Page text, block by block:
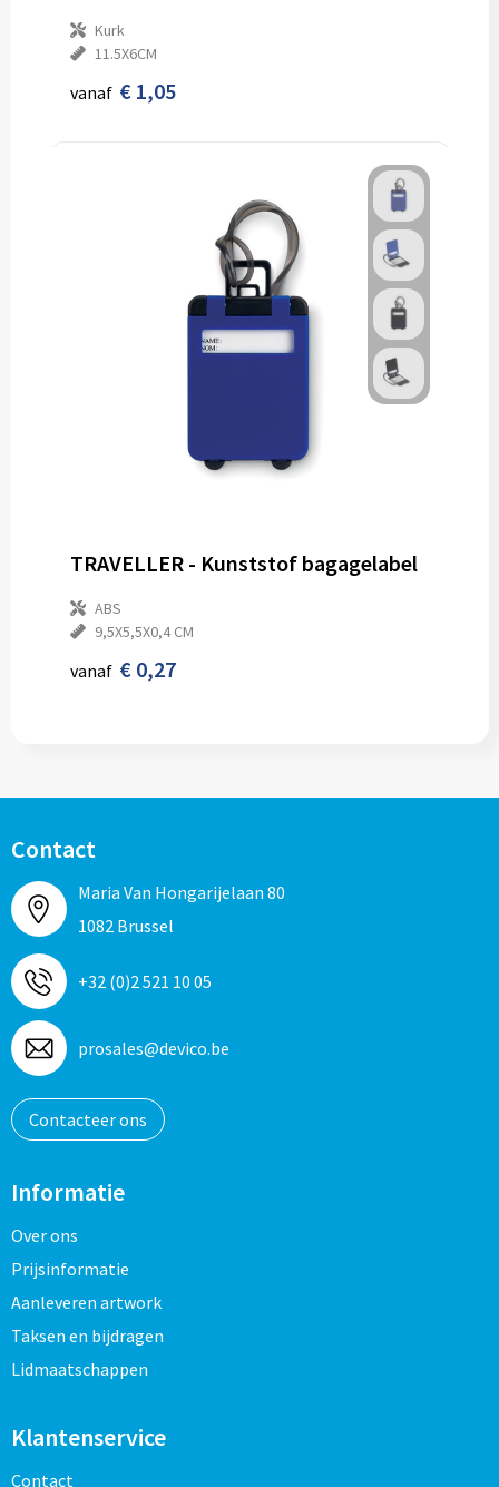
Kurk
11.5X6CM
vanaf € 1,05
TRAVELLER - Kunststof bagagelabel
ABS
9,5X5,5X0,4 CM
vanaf € 0,27
Contact
Maria Van Hongarijelaan 80
1082 Brussel
+32 (0)2 521 10 05
prosales@devico.be
Contacteer ons
Informatie
Over ons
Prijsinformatie
Aanleveren artwork
Taksen en bijdragen
Lidmaatschappen
Klantenservice
Contact